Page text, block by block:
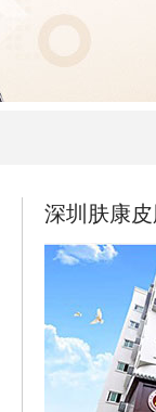
深圳肤康